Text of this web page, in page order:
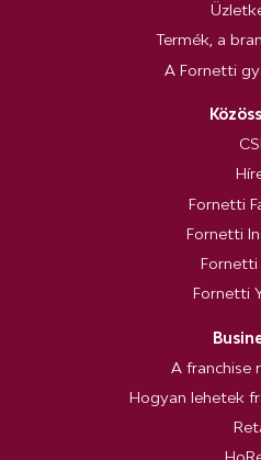
Termék, a
A Fornetti
Fornetti
Fornetti
Fornetti
A franchise
Hogyan lehetek